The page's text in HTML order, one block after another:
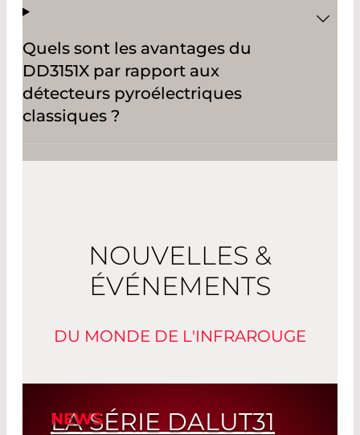
Quels sont les avantages du
DD3151X par rapport aux
détecteurs pyroélectriques
classiques ?
NOUVELLES &
ÉVÉNEMENTS
DU MONDE DE L'INFRAROUGE
NEWS
LA SÉRIE DALUT31